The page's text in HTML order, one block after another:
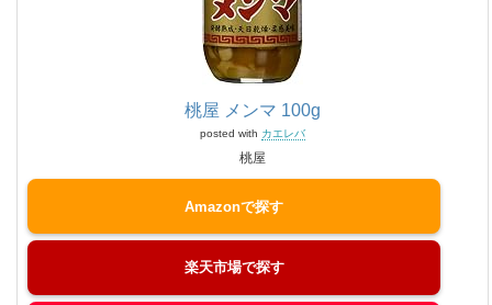
桃屋 メンマ 100g
posted with カエレバ
桃屋
Amazon
楽天市場